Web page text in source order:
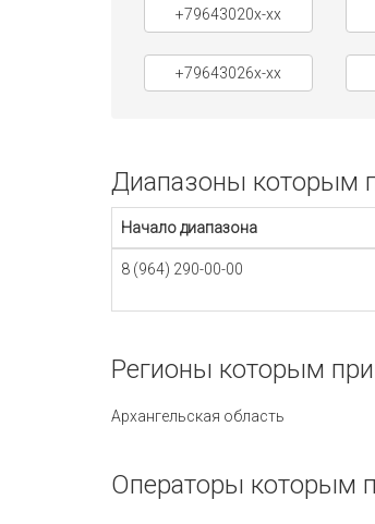
+79643020x-xx
+79643026x-xx
Диапазоны которым
Начало диапазона
8 (964) 290-00-00
Регионы которым
Архангельская область
Операторы которым